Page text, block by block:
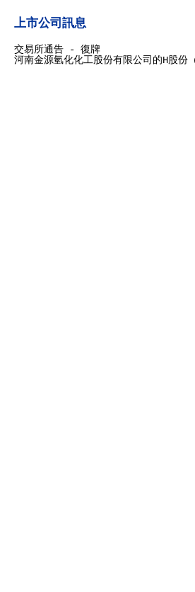
上市公司訊息
交易所通告 - 復牌
河南金源氫化化工股份有限公司的H股